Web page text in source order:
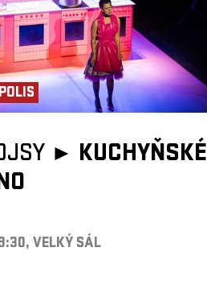
► KUCHYŇSKÉ
VELKÝ SÁL